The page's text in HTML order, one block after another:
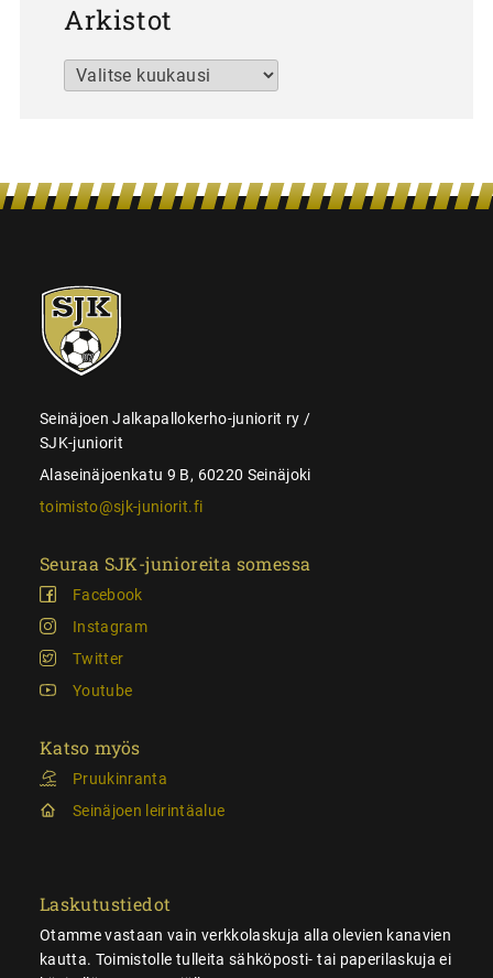
Arkistot
Arkistot
SJK-
juniorit
Seinäjoen Jalkapallokerho-juniorit ry /
SJK-juniorit
Alaseinäjoenkatu 9 B, 60220 Seinäjoki
toimisto@sjk-juniorit.fi
Seuraa SJK-junioreita somessa
Facebook
Instagram
Twitter
Youtube
Katso myös
Pruukinranta
Seinäjoen leirintäalue
Laskutustiedot
Otamme vastaan vain verkkolaskuja alla olevien kanavien
kautta. Toimistolle tulleita sähköposti- tai paperilaskuja ei